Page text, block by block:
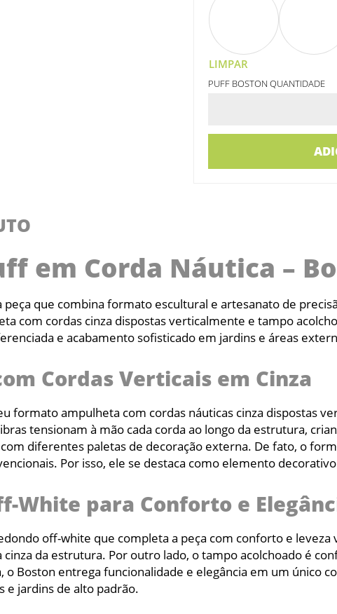
LIMPAR
PUFF BOSTON QUANTIDADE
em Corda Náutica –
peça que combina formato escultural e artesanato de
com cordas cinza dispostas verticalmente e tampo
e acabamento sofisticado em jardins e áreas
Cordas Verticais em Cinza
formato ampulheta com cordas náuticas cinza dispostas
tensionam à mão cada corda ao longo da estrutura,
diferentes paletas de decoração externa. De fato, o
Por isso, ele se destaca como elemento
White para Conforto e
off-white que completa a peça com conforto e
da estrutura. Por outro lado, o tampo acolchoado é
o Boston entrega funcionalidade e elegância em um único
e jardins de alto padrão.